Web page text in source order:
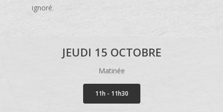
ignoré.
JEUDI 15 OCTOBRE
Matinée
11h - 11h30